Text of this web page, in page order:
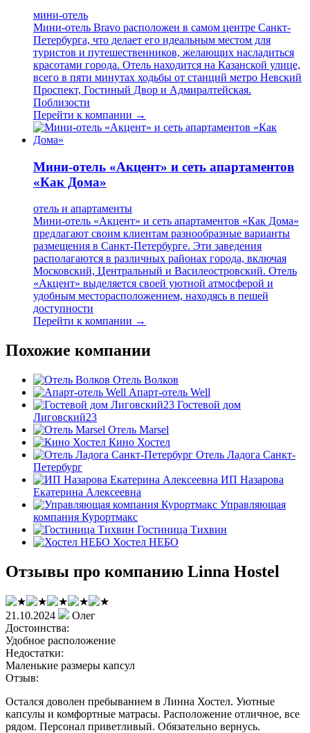
мини-отель
Мини-отель Bravo расположен в самом центре Санкт-
Петербурга, что делает его идеальным местом для
туристов и путешественников, желающих насладиться
красотами города. Отель находится на Казанской улице,
всего в пяти минутах ходьбы от станций метро Невский
Проспект, Гостиный Двор и Адмиралтейская.
Поблизости
Перейти к компании →
Мини-отель «Акцент» и сеть апартаментов
«Как Дома»
отель и апартаменты
Мини-отель «Акцент» и сеть апартаментов «Как Дома»
предлагают своим клиентам разнообразные варианты
размещения в Санкт-Петербурге. Эти заведения
располагаются в различных районах города, включая
Московский, Центральный и Василеостровский. Отель
«Акцент» выделяется своей уютной атмосферой и
удобным месторасположением, находясь в пешей
доступности
Перейти к компании →
Похожие компании
Отель Волков
Апарт-отель Well
Гостевой дом
Лиговский23
Отель Marsel
Кино Хостел
Отель Ладога Санкт-
Петербург
ИП Назарова
Екатерина Алексеевна
Управляющая
компания Курортмакс
Гостиница Тихвин
Хостел НЕБО
Отзывы про компанию Linna Hostel
21.10.2024
Олег
Достоинства:
Удобное расположение
Недостатки:
Маленькие размеры капсул
Отзыв:
Остался доволен пребыванием в Линна Хостел. Уютные
капсулы и комфортные матрасы. Расположение отличное, все
рядом. Персонал приветливый. Обязательно вернусь.